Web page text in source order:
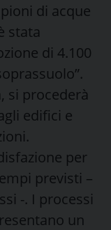
di acque
stata
di 4.100
si procederà
edifici e
per
previsti –
-. I processi
un